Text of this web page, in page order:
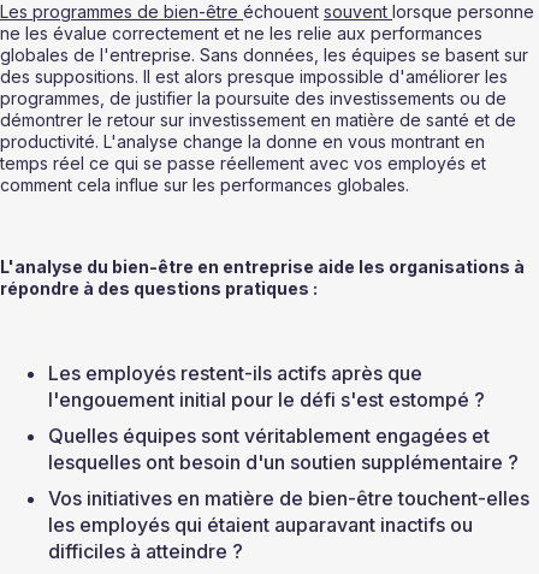
Les programmes de bien-être échouent souvent lorsque personne
ne les évalue correctement et ne les relie aux performances
globales de l'entreprise. Sans données, les équipes se basent sur
des suppositions. Il est alors presque impossible d'améliorer les
programmes, de justifier la poursuite des investissements ou de
démontrer le retour sur investissement en matière de santé et de
productivité. L'analyse change la donne en vous montrant en
temps réel ce qui se passe réellement avec vos employés et
comment cela influe sur les performances globales.
L'analyse du bien-être en entreprise aide les organisations à
répondre à des questions pratiques :
Les employés restent-ils actifs après que
l'engouement initial pour le défi s'est estompé ?
Quelles équipes sont véritablement engagées et
lesquelles ont besoin d'un soutien supplémentaire ?
Vos initiatives en matière de bien-être touchent-elles
les employés qui étaient auparavant inactifs ou
difficiles à atteindre ?